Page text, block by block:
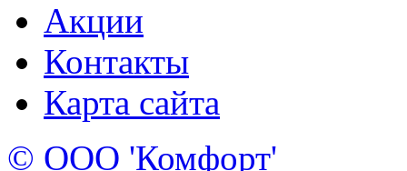
Акции
Контакты
Карта сайта
© ООО 'Комфорт'